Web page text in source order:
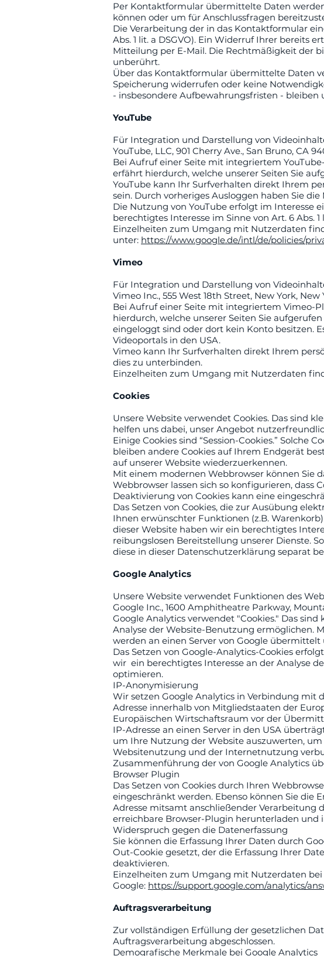
Per Kontaktformular übermittelte Daten
können oder um für Anschlussfragen
Die Verarbeitung der in das Kontaktformular
Abs. 1 lit. a DSGVO). Ein Widerruf Ihrer
Mitteilung per E-Mail. Die Rechtmäßigkeit der
unberührt.
Über das Kontaktformular übermittelte Daten
Speicherung widerrufen oder keine
- insbesondere Aufbewahrungsfristen - bleiben
YouTube
Für Integration und Darstellung von
YouTube, LLC, 901 Cherry Ave., San Bruno, CA
Bei Aufruf einer Seite mit integriertem
erfährt hierdurch, welche unserer Seiten Sie
YouTube kann Ihr Surfverhalten direkt Ihrem
sein. Durch vorheriges Ausloggen haben Sie
Die Nutzung von YouTube erfolgt im Interesse
berechtigtes Interesse im Sinne von Art. 6 Abs. 1
Einzelheiten zum Umgang mit Nutzerdaten
unter: https://www.google.de/intl/de/policies/
Vimeo
Für Integration und Darstellung von
Vimeo Inc., 555 West 18th Street, New York, New
Bei Aufruf einer Seite mit integriertem Vimeo-
hierdurch, welche unserer Seiten Sie
eingeloggt sind oder dort kein Konto besitzen.
Videoportals in den USA.
Vimeo kann Ihr Surfverhalten direkt Ihrem
dies zu unterbinden.
Einzelheiten zum Umgang mit Nutzerdaten
Cookies
Unsere Website verwendet Cookies. Das sind
helfen uns dabei, unser Angebot
Einige Cookies sind “Session-Cookies.” Solche
bleiben andere Cookies auf Ihrem Endgerät
auf unserer Website wiederzuerkennen.
Mit einem modernen Webbrowser können Sie
Webbrowser lassen sich so konfigurieren, dass
Deaktivierung von Cookies kann eine
Das Setzen von Cookies, die zur Ausübung
Ihnen erwünschter Funktionen (z.B.
dieser Website haben wir ein berechtigtes
reibungslosen Bereitstellung unserer Dienste.
diese in dieser Datenschutzerklärung separat
Google Analytics
Unsere Website verwendet Funktionen des
Google Inc., 1600 Amphitheatre Parkway,
Google Analytics verwendet "Cookies." Das
Analyse der Website-Benutzung ermöglichen.
werden an einen Server von Google
Das Setzen von Google-Analytics-Cookies
wir ein berechtigtes Interesse an der Analyse
optimieren.
IP-Anonymisierung
Wir setzen Google Analytics in Verbindung mit
Adresse innerhalb von Mitgliedstaaten der
Europäischen Wirtschaftsraum vor der
IP-Adresse an einen Server in den USA
um Ihre Nutzung der Website auszuwerten,
Websitenutzung und der Internetnutzung
Zusammenführung der von Google Analytics
Browser Plugin
Das Setzen von Cookies durch Ihren
eingeschränkt werden. Ebenso können Sie die
Adresse mitsamt anschließender Verarbeitung
erreichbare Browser-Plugin herunterladen und
Widerspruch gegen die Datenerfassung
Sie können die Erfassung Ihrer Daten durch
Out-Cookie gesetzt, der die Erfassung Ihrer
deaktivieren.
Einzelheiten zum Umgang mit Nutzerdaten
Google: https://support.google.com/analytics/
Auftragsverarbeitung
Zur vollständigen Erfüllung der gesetzlichen
Auftragsverarbeitung abgeschlossen.
Demografische Merkmale bei Google Analytics